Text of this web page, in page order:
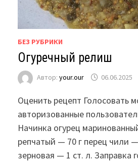
БЕЗ РУБРИКИ
Огуречный релиш
Автор: your.our 06.06.2025
Оценить рецепт Голосовать
авторизованные
Начинка огурец
репчатый — 70 г перец чили
зерновая — 1 ст. л. Заправка